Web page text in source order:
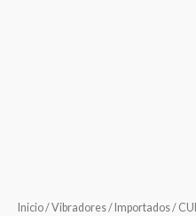
Inicio/Vibradores/ Importados/